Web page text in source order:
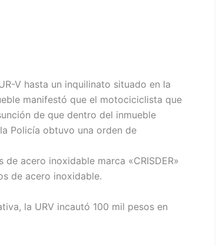
V hasta un inquilinato situado en la
manifestó que el motociciclista que
de que dentro del inmueble
Policía obtuvo una orden de
acero inoxidable marca «CRISDER»
de acero inoxidable.
la URV incautó 100 mil pesos en